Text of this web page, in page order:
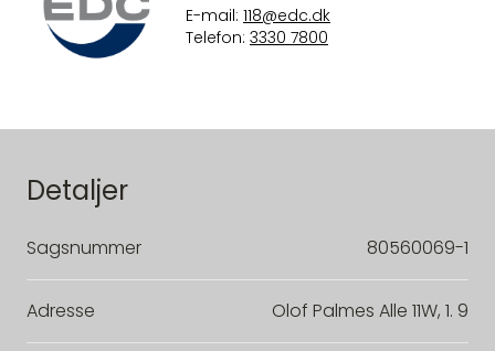
E-mail: 118@edc.dk
Telefon: 3330 7800
Detaljer
Sagsnummer 80560069-1
Adresse Olof Palmes Alle 11W, 1. 9